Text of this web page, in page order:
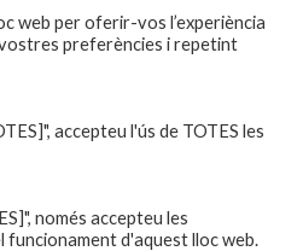
a Salou
web per oferir-vos l’experiència
preferències i repetint
accepteu l'ús de TOTES les
només accepteu les
d'aquest lloc web.